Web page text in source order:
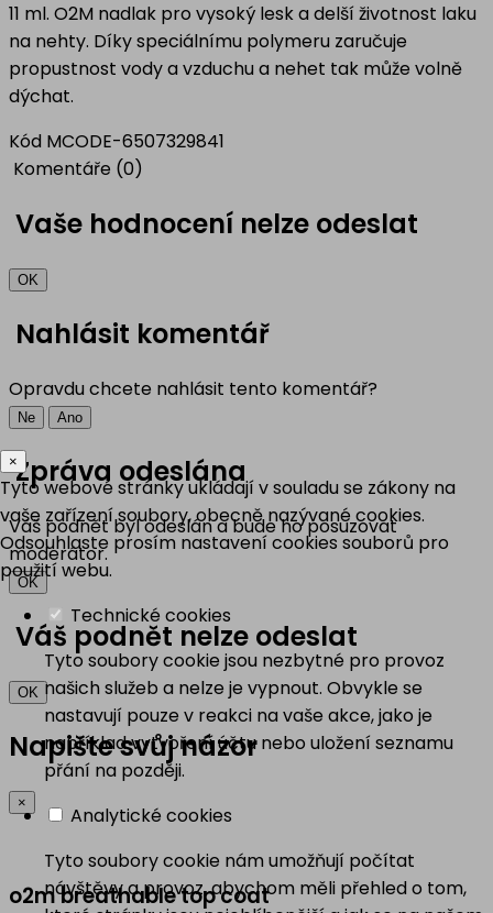
11 ml. O2M nadlak pro vysoký lesk a delší životnost laku
na nehty. Díky speciálnímu polymeru zaručuje
propustnost vody a vzduchu a nehet tak může volně
dýchat.
Kód MCODE-6507329841
Komentáře (0)
Vaše hodnocení nelze odeslat
OK
Nahlásit komentář
Opravdu chcete nahlásit tento komentář?
Ne Ano
Zpráva odeslána
Váš podnět byl odeslán a bude ho posuzovat
moderátor.
OK
Váš podnět nelze odeslat
OK
Napište svůj názor
×
o2m breathable top coat
×
Tyto webové stránky ukládají v souladu se zákony na
vaše zařízení soubory, obecně nazývané cookies.
Odsouhlaste prosím nastavení cookies souborů pro
použití webu.
Technické cookies
Tyto soubory cookie jsou nezbytné pro provoz
našich služeb a nelze je vypnout. Obvykle se
nastavují pouze v reakci na vaše akce, jako je
například vytvoření účtu nebo uložení seznamu
přání na později.
Analytické cookies
Tyto soubory cookie nám umožňují počítat
návštěvy a provoz, abychom měli přehled o tom,